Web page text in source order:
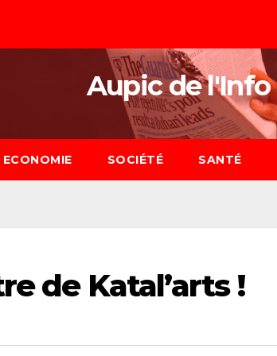
Aupic de l'Info
ECONOMIE SOCIÉTÉ SANTÉ
de Katal’arts !